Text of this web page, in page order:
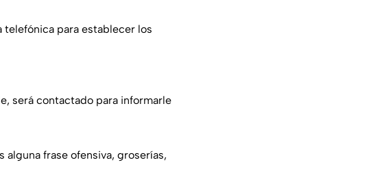
telefónica para establecer los
será contactado para informarle
alguna frase ofensiva, groserías,